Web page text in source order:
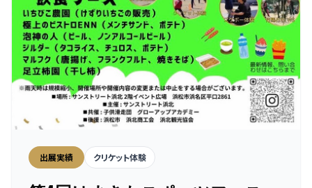
出展実績 クリケット体験